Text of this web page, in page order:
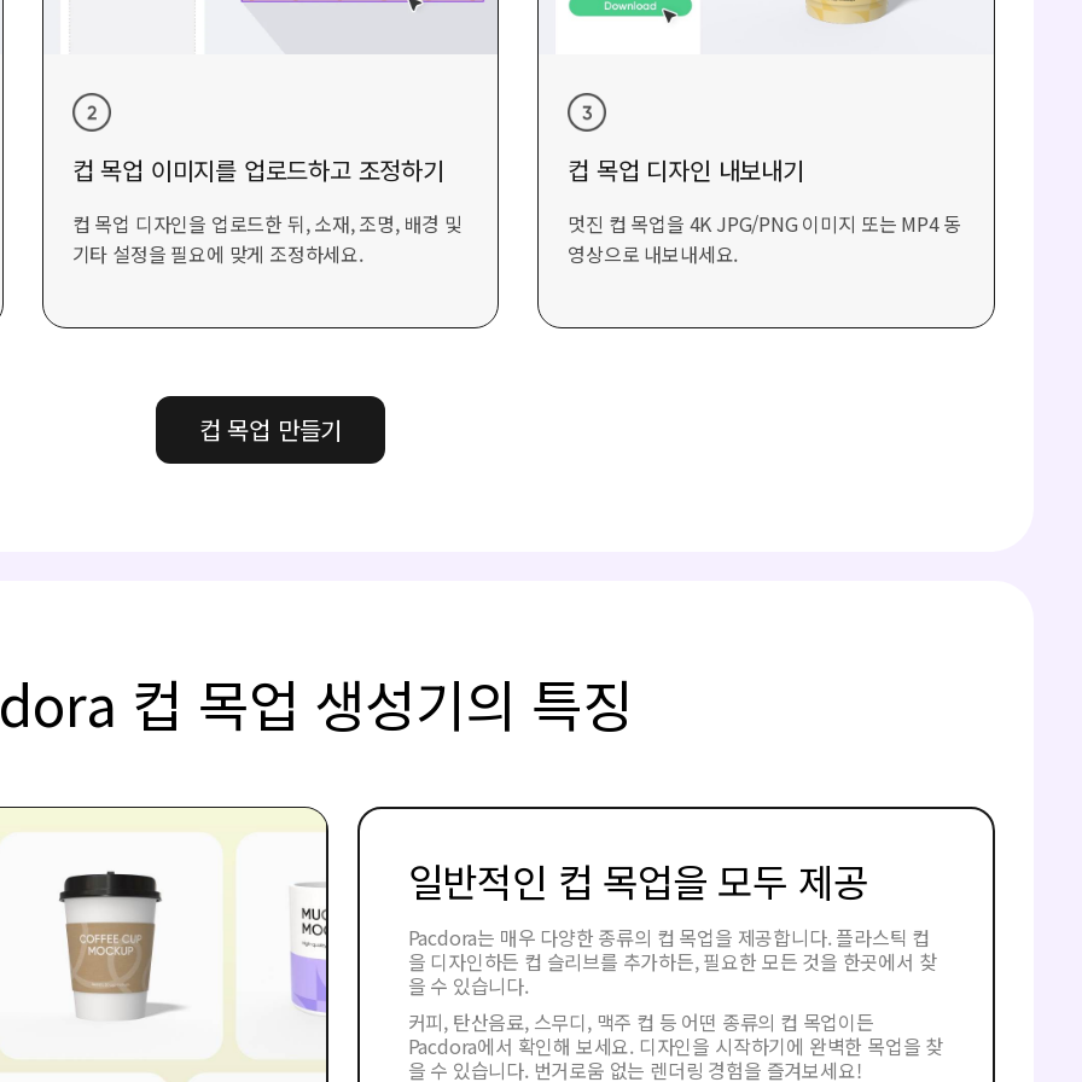
컵 목업 이미지를 업로드하고 조정하기
컵 목업 디자인을 업로드한 뒤, 소재, 조명, 배경 및
기타 설정을 필요에 맞게 조정하세요.
컵 목업 디자인 내보내기
멋진 컵 목업을 4K JPG/PNG 이미지 또는 MP4 동
영상으로 내보내세요.
컵 목업 만들기
컵 목업 생성기의 특징
일반적인 컵 목업을 모두 제공
Pacdora는 매우 다양한 종류의 컵 목업을 제공합니다. 플라스틱 컵
을 디자인하든 컵 슬리브를 추가하든, 필요한 모든 것을 한곳에서 찾
을 수 있습니다.
커피, 탄산음료, 스무디, 맥주 컵 등 어떤 종류의 컵 목업이든
Pacdora에서 확인해 보세요. 디자인을 시작하기에 완벽한 목업을 찾
을 수 있습니다. 번거로움 없는 렌더링 경험을 즐겨보세요!